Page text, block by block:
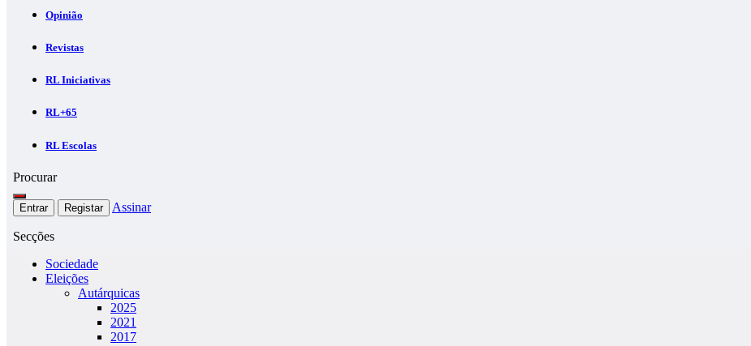
Opinião
Revistas
RL Iniciativas
RL+65
RL Escolas
Procurar
Entrar Registar Assinar
Secções
Sociedade
Eleições
Autárquicas
2025
2021
2017